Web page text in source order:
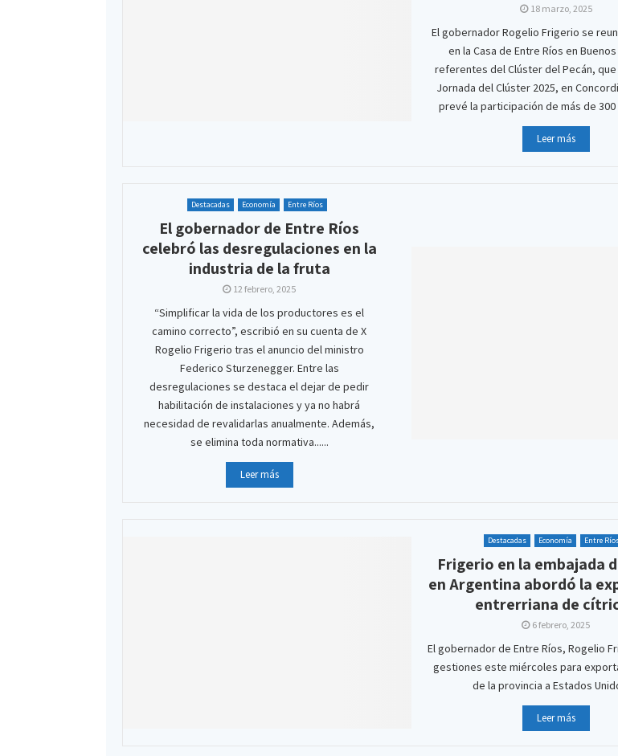
18 marzo, 2025
El gobernador Rogelio Frigerio se
en la Casa de Entre Ríos en
referentes del Clúster del Pecán, que
Jornada del Clúster 2025, en
prevé la participación de más de 300
Leer más
Destacadas Economía Entre Ríos
El gobernador de Entre Ríos
celebró las desregulaciones en la
industria de la fruta
12 febrero, 2025
“Simplificar la vida de los productores es el
camino correcto”, escribió en su cuenta de X
Rogelio Frigerio tras el anuncio del ministro
Federico Sturzenegger. Entre las
desregulaciones se destaca el dejar de pedir
habilitación de instalaciones y ya no habrá
necesidad de revalidarlas anualmente. Además,
se elimina toda normativa......
Leer más
Destacadas Economía Entre
Frigerio en la embajada
en Argentina abordó la
entrerriana de
6 febrero, 2025
El gobernador de Entre Ríos, Rogelio
gestiones este miércoles para
de la provincia a Estados
Leer más